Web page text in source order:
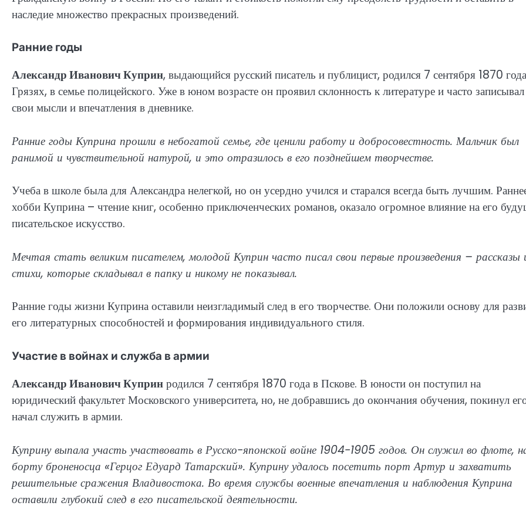
наследие множество прекрасных произведений.
Ранние годы
Александр Иванович Куприн, выдающийся русский писатель и публицист, родился 7 сентября 1870
Грязях, в семье полицейского. Уже в юном возрасте он проявил склонность к литературе и часто записывал
свои мысли и впечатления в дневнике.
Ранние годы Куприна прошли в небогатой семье, где ценили работу и добросовестность. Мальчик был
ранимой и чувствительной натурой, и это отразилось в его позднейшем творчестве.
Учеба в школе была для Александра нелегкой, но он усердно учился и старался всегда быть лучшим.
хобби Куприна – чтение книг, особенно приключенческих романов, оказало огромное влияние на его
писательское искусство.
Мечтая стать великим писателем, молодой Куприн часто писал свои первые произведения – рассказы
стихи, которые складывал в папку и никому не показывал.
Ранние годы жизни Куприна оставили неизгладимый след в его творчестве. Они положили основу для
его литературных способностей и формирования индивидуального стиля.
Участие в войнах и служба в армии
Александр Иванович Купринродился 7 сентября 1870 года в Пскове. В юности он поступил на
юридический факультет Московского университета, но, не добравшись до окончания обучения, покинул
начал служить в армии.
Куприну выпала участь участвовать в Русско-японской войне 1904-1905 годов. Он служил во флоте,
борту броненосца «Герцог Едуард Татарский». Куприну удалось посетить порт Артур и захватить
решительные сражения Владивостока. Во время службы военные впечатления и наблюдения Куприна
оставили глубокий след в его писательской деятельности.